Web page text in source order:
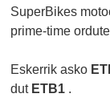
SuperBikes
prime-time
Eskerrik asko
dut ETB1 .